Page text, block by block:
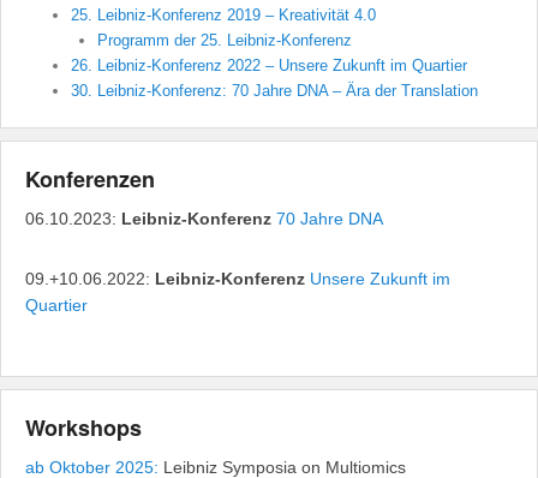
25. Leibniz-Konferenz 2019 – Kreativität 4.0
Programm der 25. Leibniz-Konferenz
26. Leibniz-Konferenz 2022 – Unsere Zukunft im Quartier
30. Leibniz-Konferenz: 70 Jahre DNA – Ära der Translation
Konferenzen
06.10.2023: Leibniz-Konferenz 70 Jahre DNA
09.+10.06.2022: Leibniz-Konferenz Unsere Zukunft im
Quartier
Workshops
ab Oktober 2025: Leibniz Symposia on Multiomics